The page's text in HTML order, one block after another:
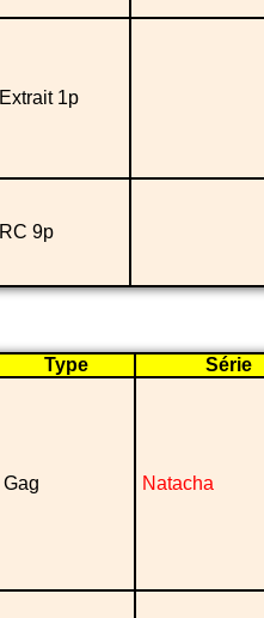
Extrait 1p
RC 9p
Type Série
Gag Natacha